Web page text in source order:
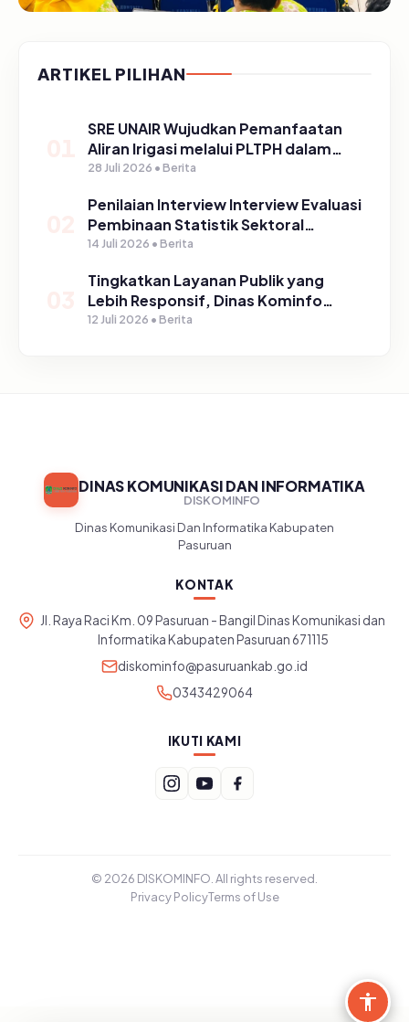
ARTIKEL PILIHAN
SRE UNAIR Wujudkan Pemanfaatan
Aliran Irigasi melalui PLTPH dalam
Program TIRTA PELITA di Desa
28 Juli 2026 • Berita
Penilaian Interview Interview Evaluasi
Pembinaan Statistik Sektoral
Kabupaten Pasuruan
14 Juli 2026 • Berita
Tingkatkan Layanan Publik yang
Lebih Responsif, Dinas Kominfo
Gelar Sosialisasi SP4N Lapor di
12 Juli 2026 • Berita
DINAS KOMUNIKASI DAN INFORMATIKA
DISKOMINFO
Dinas Komunikasi Dan Informatika Kabupaten
Pasuruan
KONTAK
Jl. Raya Raci Km. 09 Pasuruan - Bangil Dinas Komunikasi dan
Informatika Kabupaten Pasuruan 671115
diskominfo@pasuruankab.go.id
0343429064
IKUTI KAMI
© 2026 DISKOMINFO. All rights reserved.
Privacy PolicyTerms of Use